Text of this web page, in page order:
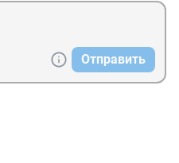
Отправить